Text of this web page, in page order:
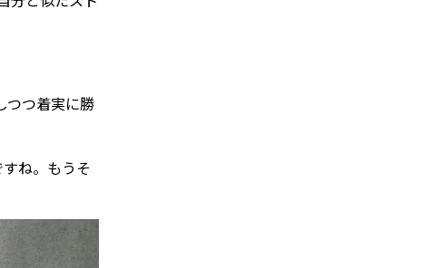
つつ着実に勝
ね。もうそ